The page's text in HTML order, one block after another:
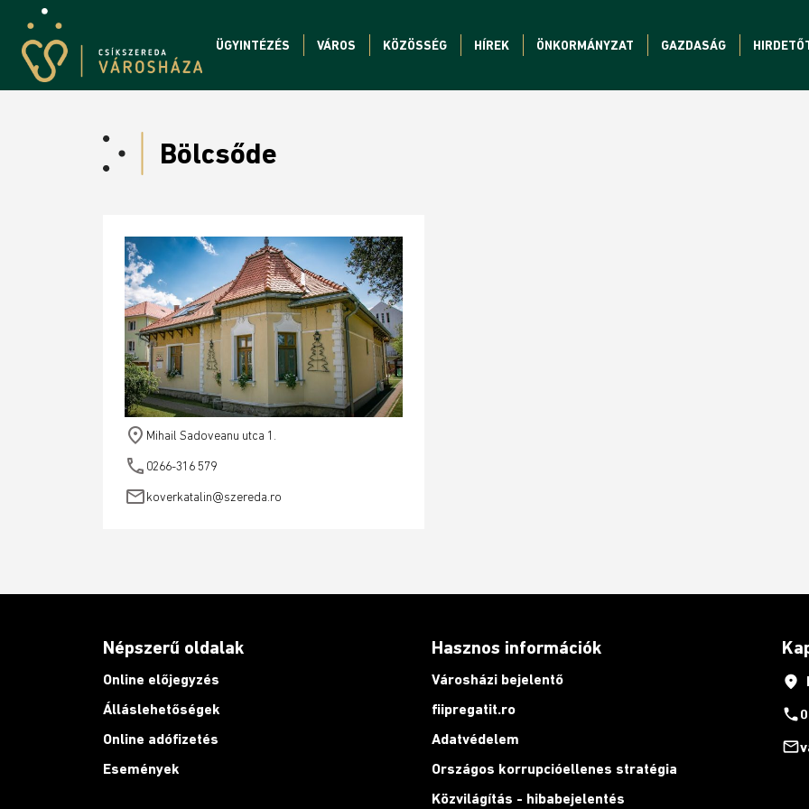
ÜGYINTÉZÉS VÁROS KÖZÖSSÉG HÍREK ÖNKORMÁNYZAT GAZDASÁG
Bölcsőde
place Mihail Sadoveanu utca 1.
phone 0266-316 579
emailkoverkatalin@szereda.ro
Népszerű oldalak
Online előjegyzés
Álláslehetőségek
Online adófizetés
Események
Hasznos információk
Városházi bejelentő
fiipregatit.ro
Adatvédelem
Országos korrupcióellenes stratégia
Közvilágítás - hibabejelentés
place
phone
mail_outline